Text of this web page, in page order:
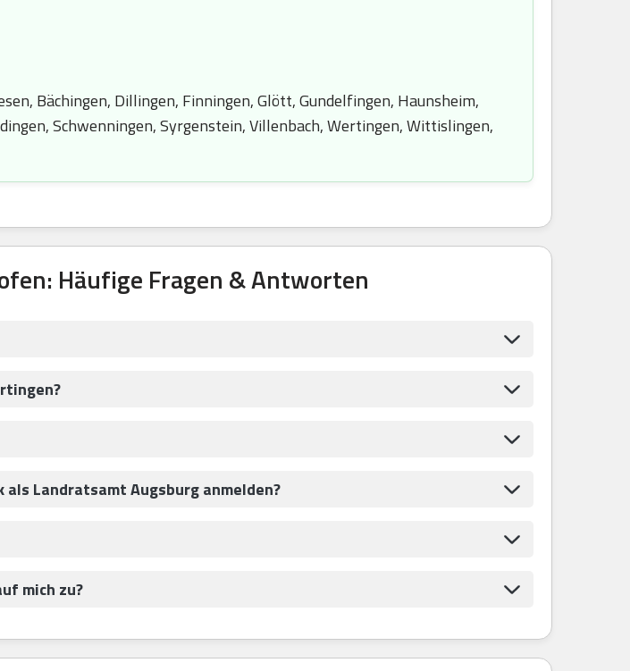
Bächingen, Dillingen, Finningen, Glött, Gundelfingen, Haunsheim,
Schwenningen, Syrgenstein, Villenbach, Wertingen, Wittislingen,
Häufige Fragen & Antworten
als Landratsamt Augsburg anmelden?
mich zu?